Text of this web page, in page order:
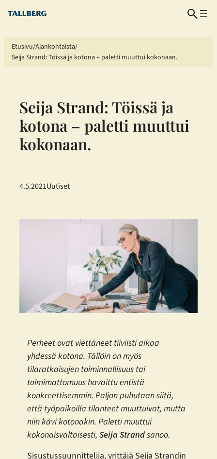
Siirry
Etusivu Ajankohtaista
Seija Strand: Töissä ja kotona – paletti muuttui kokonaan.
Seija Strand: Töissä ja
kotona – paletti muuttui
kokonaan.
4.5.2021Uutiset
Perheet ovat viettäneet tiiviisti aikaa
yhdessä kotona. Tällöin on myös
tilaratkaisujen toiminnallisuus tai
toimimattomuus havaittu entistä
konkreettisemmin. Paljon puhutaan siitä,
että työpaikoilla tilanteet muuttuivat, mutta
niin kävi kotonakin. Paletti muuttui
kokonaisvaltaisesti, Seija Strandsanoo.
Sisustussuunnittelija, yrittäjä Seija Strandin